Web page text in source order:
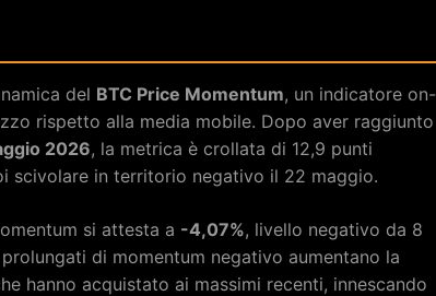
del BTC Price Momentum, un indicatore on-
rispetto alla media mobile. Dopo aver raggiunto
2026, la metrica è crollata di 12,9 punti
scivolare in territorio negativo il 22 maggio.
si attesta a -4,07%, livello negativo da 8
di momentum negativo aumentano la
hanno acquistato ai massimi recenti, innescando